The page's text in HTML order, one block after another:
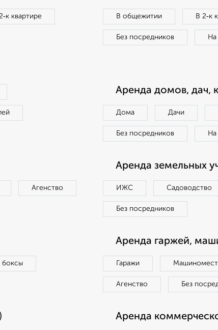
квартире В общежитии В 2‑к
Без посредников На
Аренда домов, дач,
Дома Дачи
Без посредников На
Агенство
Аренда земельных
ИЖС Садоводство
Без посредников
боксы
Аренда гаржей,
Гаражи
Агенство Без
Аренда